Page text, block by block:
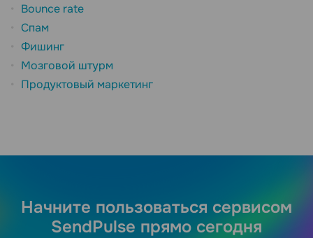
Bounce rate
Спам
Фишинг
Мозговой штурм
Продуктовый маркетинг
Начните пользоваться сервисом
SendPulse прямо сегодня